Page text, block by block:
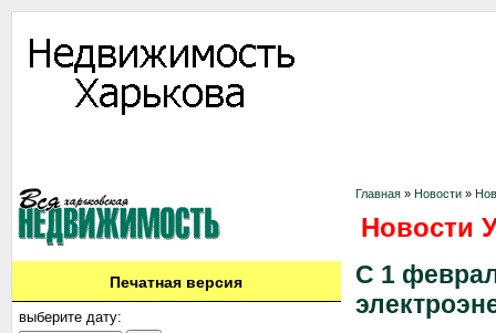
Печатная версия
выберите дату:
Главная » Новости »
Новости
С 1